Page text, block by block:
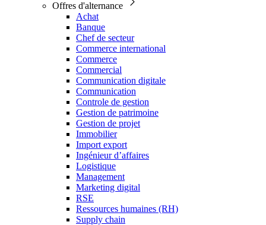
Offres d'alternance
Achat
Banque
Chef de secteur
Commerce international
Commerce
Commercial
Communication digitale
Communication
Controle de gestion
Gestion de patrimoine
Gestion de projet
Immobilier
Import export
Ingénieur d’affaires
Logistique
Management
Marketing digital
RSE
Ressources humaines (RH)
Supply chain